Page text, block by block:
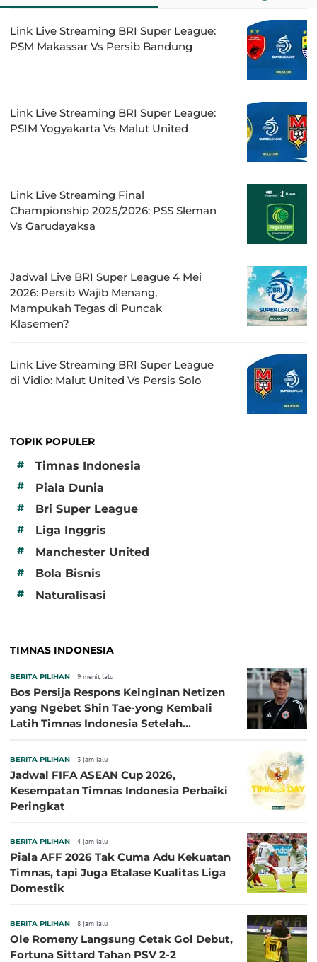
Link Live Streaming BRI Super League:
PSM Makassar Vs Persib Bandung
Link Live Streaming BRI Super League:
PSIM Yogyakarta Vs Malut United
Link Live Streaming Final
Championship 2025/2026: PSS Sleman
Vs Garudayaksa
Jadwal Live BRI Super League 4 Mei
2026: Persib Wajib Menang,
Mampukah Tegas di Puncak
Klasemen?
Link Live Streaming BRI Super League
di Vidio: Malut United Vs Persis Solo
TOPIK POPULER
#
Timnas Indonesia
# Piala Dunia
# Bri Super League
# Liga Inggris
# Manchester United
# Bola Bisnis
# Naturalisasi
TIMNAS INDONESIA
BERITA PILIHAN 9 menit lalu
Bos Persija Respons Keinginan Netizen
yang Ngebet Shin Tae-yong Kembali
Latih Timnas Indonesia Setelah
BERITA PILIHAN 3 jam lalu
Jadwal FIFA ASEAN Cup 2026,
Kesempatan Timnas Indonesia Perbaiki
Peringkat
BERITA PILIHAN 4 jam lalu
Piala AFF 2026 Tak Cuma Adu Kekuatan
Timnas, tapi Juga Etalase Kualitas Liga
Domestik
BERITA PILIHAN 8 jam lalu
Ole Romeny Langsung Cetak Gol Debut,
Fortuna Sittard Tahan PSV 2-2